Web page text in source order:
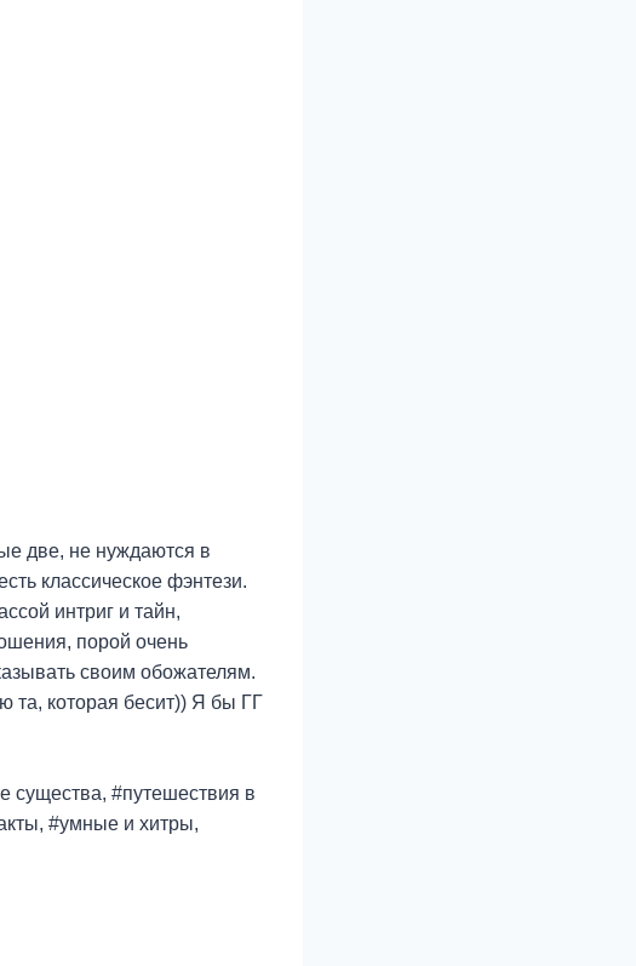
две, не нуждаются в
классическое фэнтези.
интриг и тайн,
порой очень
своим обожателям.
та, которая бесит)) Я бы ГГ
существа, #путешествия в
#умные и хитры,